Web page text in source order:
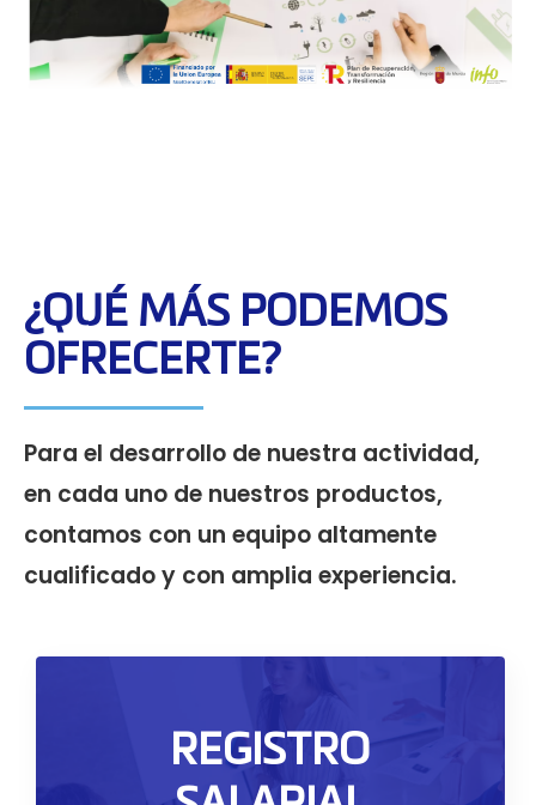
¿QUÉ MÁS PODEMOS
OFRECERTE?
Para el desarrollo de nuestra actividad,
en cada uno de nuestros productos,
contamos con un equipo altamente
cualificado y con amplia experiencia.
REGISTRO
Registro Salarial Obligatorio
Todas las empresas deben realizar el